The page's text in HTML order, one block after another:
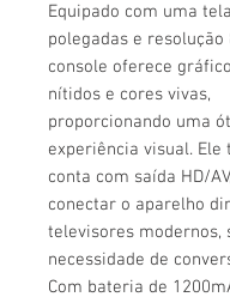
Equipado com uma
polegadas e resolução
console oferece
nítidos e cores vivas,
proporcionando uma
experiência visual. Ele
conta com saída HD/
conectar o aparelho
televisores modernos,
necessidade de
Com bateria de